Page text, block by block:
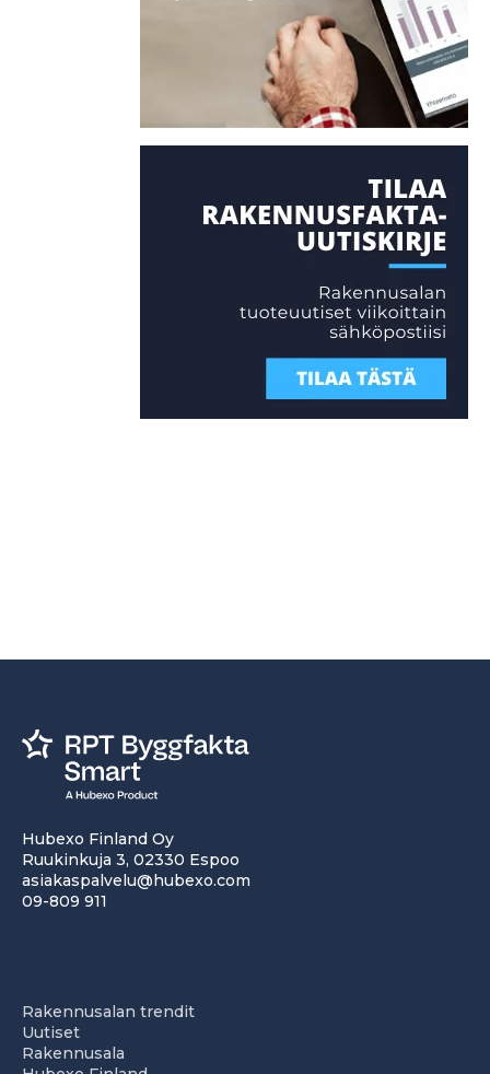
Hubexo Finland Oy
Ruukinkuja 3, 02330 Espoo
asiakaspalvelu@hubexo.com
09-809 911
Rakennusalan trendit
Uutiset
Rakennusala